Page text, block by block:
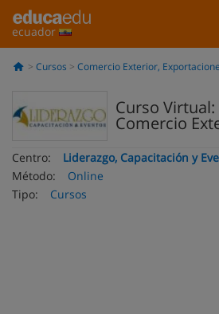
ecuador
Cursos Comercio Exterior,
Curso
Comercio
Centro:
Liderazgo, Capacitación y
Método:
Online
Tipo:
Cursos